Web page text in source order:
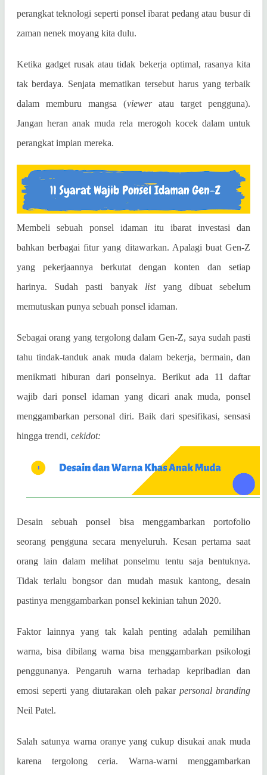
perangkat teknologi seperti ponsel ibarat pedang atau busur di
zaman nenek moyang kita dulu.
Ketika gadget rusak atau tidak bekerja optimal, rasanya kita
tak berdaya. Senjata mematikan tersebut harus yang terbaik
dalam memburu mangsa (viewer atau target pengguna).
Jangan heran anak muda rela merogoh kocek dalam untuk
perangkat impian mereka.
Membeli sebuah ponsel idaman itu ibarat investasi dan
bahkan berbagai fitur yang ditawarkan. Apalagi buat Gen-Z
yang pekerjaannya berkutat dengan konten dan setiap
harinya. Sudah pasti banyak list yang dibuat sebelum
memutuskan punya sebuah ponsel idaman.
Sebagai orang yang tergolong dalam Gen-Z, saya sudah pasti
tahu tindak-tanduk anak muda dalam bekerja, bermain, dan
menikmati hiburan dari ponselnya. Berikut ada 11 daftar
wajib dari ponsel idaman yang dicari anak muda, ponsel
menggambarkan personal diri. Baik dari spesifikasi, sensasi
hingga trendi, cekidot:
Desain sebuah ponsel bisa menggambarkan portofolio
seorang pengguna secara menyeluruh. Kesan pertama saat
orang lain dalam melihat ponselmu tentu saja bentuknya.
Tidak terlalu bongsor dan mudah masuk kantong, desain
pastinya menggambarkan ponsel kekinian tahun 2020.
Faktor lainnya yang tak kalah penting adalah pemilihan
warna, bisa dibilang warna bisa menggambarkan psikologi
penggunanya. Pengaruh warna terhadap kepribadian dan
emosi seperti yang diutarakan oleh pakarpersonal branding
Neil Patel.
Salah satunya warna oranye yang cukup disukai anak muda
karena tergolong ceria. Warna-warni menggambarkan